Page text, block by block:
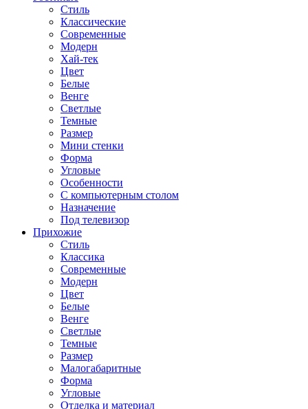
Стиль
Классические
Современные
Модерн
Хай-тек
Цвет
Белые
Венге
Светлые
Темные
Размер
Мини стенки
Форма
Угловые
Особенности
С компьютерным столом
Назначение
Под телевизор
Прихожие
Стиль
Классика
Современные
Модерн
Цвет
Белые
Венге
Светлые
Темные
Размер
Малогабаритные
Форма
Угловые
Отделка и материал